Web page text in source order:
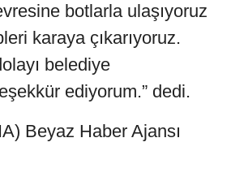
botlarla ulaşıyoruz
karaya çıkarıyoruz.
belediye
ediyorum.” dedi.
Beyaz Haber Ajansı